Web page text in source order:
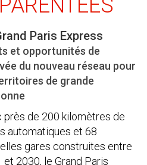
Paris Express
et opportunités de
du nouveau réseau pour
de grande
près de 200 kilomètres de
automatiques et 68
gares construites entre
et 2030, le Grand Paris